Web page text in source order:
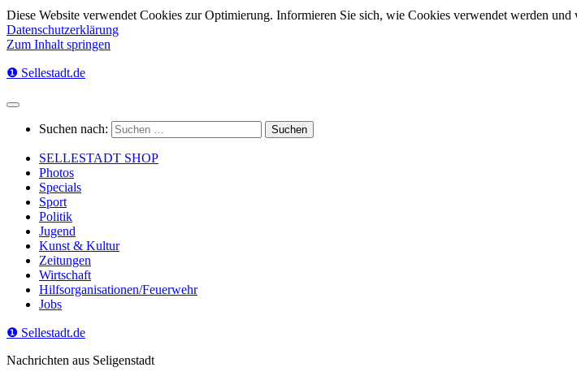
Diese Website verwendet Cookies zur Optimierung. Informieren Sie sich, wie Cookies verwendet werden
Datenschutzerklärung
Zum Inhalt springen
❶ Sellestadt.de
Suchen nach:
SELLESTADT SHOP
Photos
Specials
Sport
Politik
Jugend
Kunst & Kultur
Zeitungen
Wirtschaft
Hilfsorganisationen/Feuerwehr
Jobs
❶ Sellestadt.de
Nachrichten aus Seligenstadt